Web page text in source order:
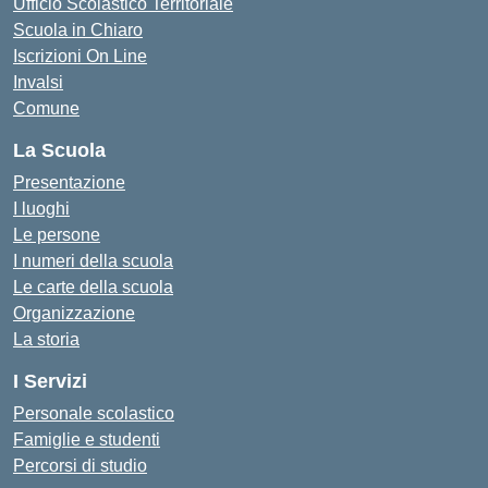
Ufficio Scolastico Territoriale
Scuola in Chiaro
Iscrizioni On Line
Invalsi
Comune
La Scuola
Presentazione
I luoghi
Le persone
I numeri della scuola
Le carte della scuola
Organizzazione
La storia
I Servizi
Personale scolastico
Famiglie e studenti
Percorsi di studio